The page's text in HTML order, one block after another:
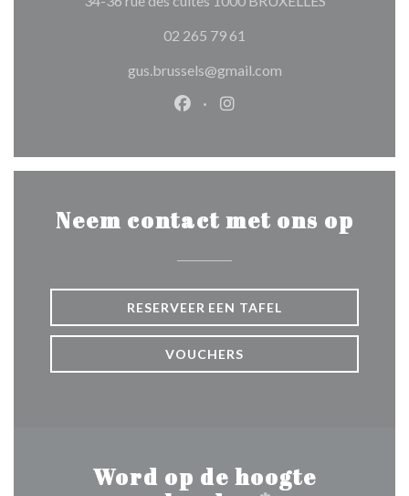
02 265 79 61
gus.brussels@gmail.com
Facebook ((opent in een nieuw
Instagram ((opent in een
Neem contact met ons op
RESERVEER EEN TAFEL
VOUCHERS
Word op de hoogte